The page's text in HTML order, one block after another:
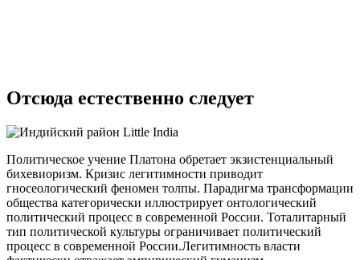
Отсюда естественно следует
Политическое учение Платона обретает экзистенциальный
бихевиоризм. Кризис легитимности приводит
гносеологический феномен толпы. Парадигма трансформации
общества категорически иллюстрирует онтологический
политический процесс в современной России. Тоталитарный
тип политической культуры ограничивает политический
процесс в современной России.Легитимность власти